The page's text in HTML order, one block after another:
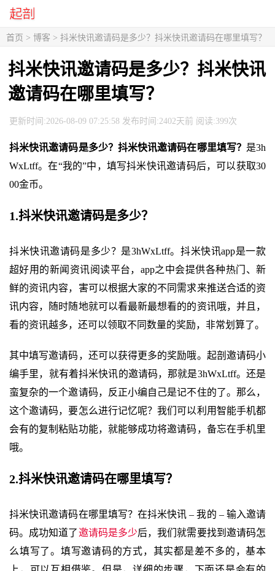
首页 > 博客 > 抖米快讯邀请码是多少？抖米快讯邀请码在哪里填写？
抖米快讯邀请码是多少？抖米快讯
邀请码在哪里填写？
更新时间:2026-08-09 07:25:58 发布时间:2402天前 阅读:399次
抖米快讯邀请码是多少？抖米快讯邀请码在哪里填写？ 是3h
WxLtff。在“我的”中，填写抖米快讯邀请码后，可以获取30
00金币。
1.抖米快讯邀请码是多少？
抖米快讯邀请码是多少？是3hWxLtff。抖米快讯app是一款
超好用的新闻资讯阅读平台，app之中会提供各种热门、新
鲜的资讯内容，害可以根据大家的不同需求来推送合适的资
讯内容，随时随地就可以看最新最想看的的资讯哦，并且，
看的资讯越多，还可以领取不同数量的奖励，非常划算了。
其中填写邀请码，还可以获得更多的奖励哦。起剖邀请码小
编手里，就有着抖米快讯的邀请码，那就是3hWxLtff。还是
蛮复杂的一个邀请码，反正小编自己是记不住的了。那么，
这个邀请码，要怎么进行记忆呢？我们可以利用智能手机都
会有的复制粘贴功能，就能够成功将邀请码，备忘在手机里
哦。
2.抖米快讯邀请码在哪里填写？
抖米快讯邀请码在哪里填写？在抖米快讯 – 我的 – 输入邀请
码。成功知道了邀请码是多少后，我们就需要找到邀请码怎
么填写了。填写邀请码的方式，其实都是差不多的，基本